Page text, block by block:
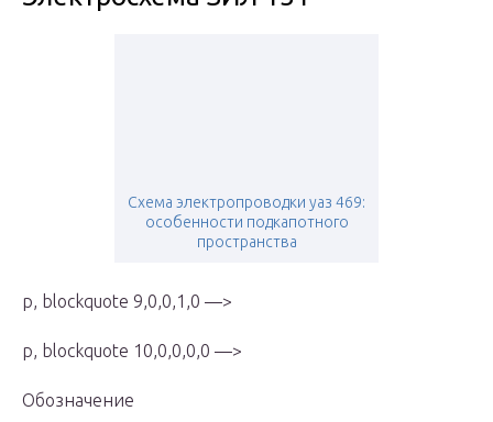
Схема электропроводки уаз 469:
особенности подкапотного
пространства
p, blockquote 9,0,0,1,0 —>
p, blockquote 10,0,0,0,0 —>
Обозначение